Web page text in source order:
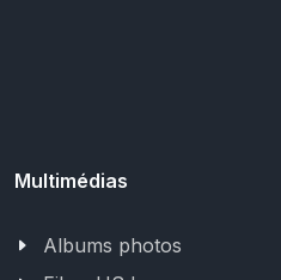
Multimédias
Albums photos